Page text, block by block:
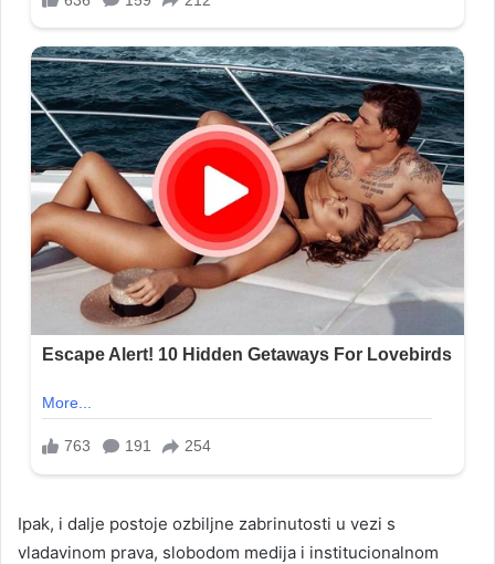
Ipak, i dalje postoje ozbiljne zabrinutosti u vezi s
vladavinom prava, slobodom medija i institucionalnom